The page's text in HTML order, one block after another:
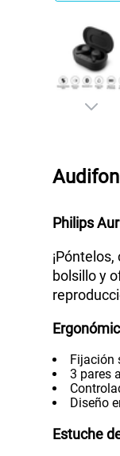
Philips
bolsillo y
Fijación
3 pares
Diseño
Estuche